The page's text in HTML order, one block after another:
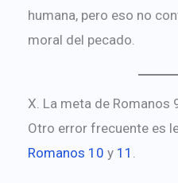
humana, pero eso no
moral del pecado.
X. La meta de Romanos
Otro error frecuente es
Romanos 10 y 11 .